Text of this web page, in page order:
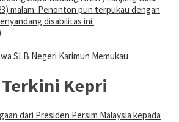
SLB Negeri Karimun Memukau
Kepri